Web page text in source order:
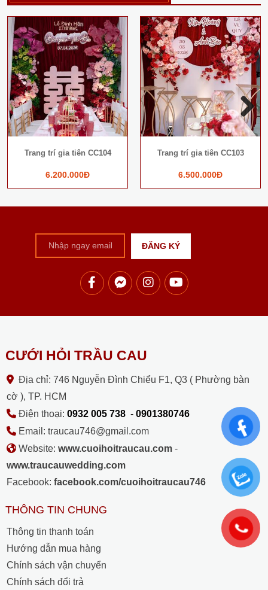
Trang trí gia tiên CC104
6.200.000Đ
Trang trí gia tiên CC103
6.500.000Đ
Next
CƯỚI HỎI TRẦU CAU
Địa chỉ: 746 Nguyễn Đình Chiểu F1, Q3 ( Phường bàn
cờ ), TP. HCM
Điện thoại: 0932 005 738- 0901380746
Email: traucau746@gmail.com
Website: www.cuoihoitraucau.com -
www.traucauwedding.com
Facebook: facebook.com/cuoihoitraucau746
THÔNG TIN CHUNG
Thông tin thanh toán
Hướng dẫn mua hàng
Chính sách vận chuyển
Chính sách đổi trả